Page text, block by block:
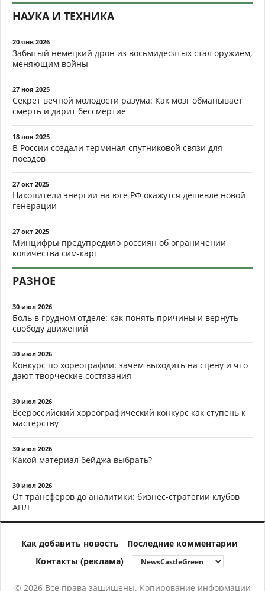
НАУКА И ТЕХНИКА
20 янв 2026
Забытый немецкий дрон из восьмидесятых стал оружием,
меняющим войны
27 ноя 2025
Секрет вечной молодости разума: Как мозг обманывает
смерть и дарит бессмертие
18 ноя 2025
В России создали терминал спутниковой связи для
поездов
27 окт 2025
Накопители энергии на юге РФ окажутся дешевле новой
генерации
27 окт 2025
Минцифры предупредило россиян об ограничении
количества сим-карт
РАЗНОЕ
30 июл 2026
Боль в грудном отделе: как понять причины и вернуть
свободу движений
30 июл 2026
Конкурс по хореографии: зачем выходить на сцену и что
дают творческие состязания
30 июл 2026
Всероссийский хореографический конкурс как ступень к
мастерству
30 июл 2026
Какой материал бейджа выбрать?
30 июл 2026
От трансферов до аналитики: бизнес-стратегии клубов
АПЛ
Как добавить новость
Последние комментарии
Контакты (реклама)
© 2026 Все права защищены. Копирование информации